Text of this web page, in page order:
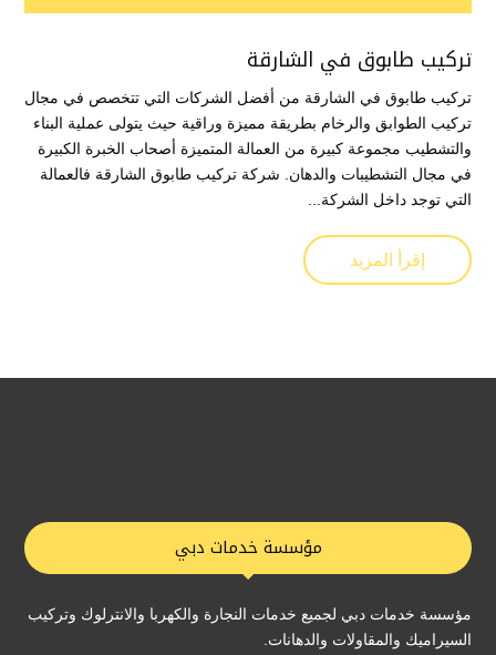
تركيب طابوق في الشارقة
تركيب طابوق في الشارقة من أفضل الشركات التي تتخصص في مجال
تركيب الطوابق والرخام بطريقة مميزة وراقية حيث يتولى عملية البناء
والتشطيب مجموعة كبيرة من العمالة المتميزة أصحاب الخبرة الكبيرة
في مجال التشطيبات والدهان. شركة تركيب طابوق الشارقة فالعمالة
التي توجد داخل الشركة...
إقرأ المزيد
مؤسسة خدمات دبي
مؤسسة خدمات دبي لجميع خدمات النجارة والكهربا والانترلوك وتركيب
السيراميك والمقاولات والدهانات.